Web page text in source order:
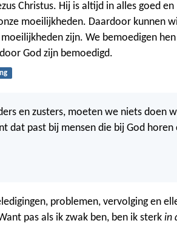
Christus. Hij is altijd in alles goed en
moeilijkheden. Daardoor kunnen
zijn. We bemoedigen
God zijn bemoedigd.
en zusters, moeten we niets doen
dat past bij mensen die bij God horen
problemen, vervolging en
pas als ik zwak ben, ben ik sterk in